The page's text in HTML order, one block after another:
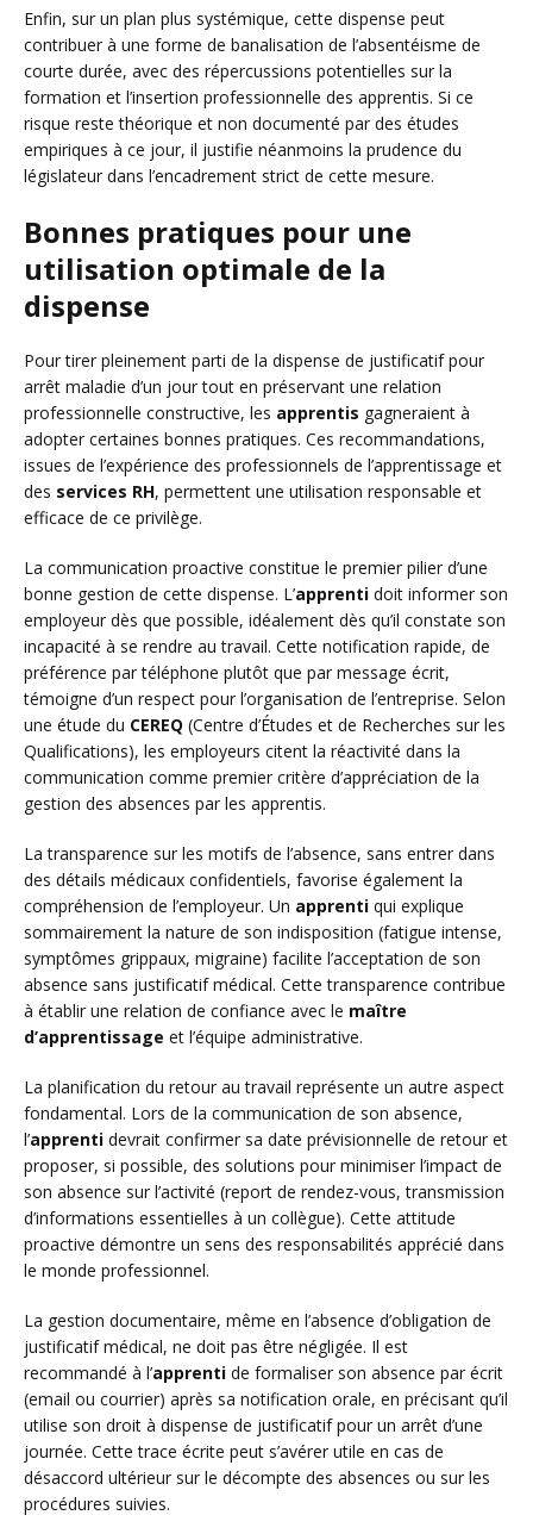
Enfin, sur un plan plus systémique, cette dispense peut
contribuer à une forme de banalisation de l’absentéisme de
courte durée, avec des répercussions potentielles sur la
formation et l’insertion professionnelle des apprentis. Si ce
risque reste théorique et non documenté par des études
empiriques à ce jour, il justifie néanmoins la prudence du
législateur dans l’encadrement strict de cette mesure.
Bonnes pratiques pour une
utilisation optimale de la
dispense
Pour tirer pleinement parti de la dispense de justificatif pour
arrêt maladie d’un jour tout en préservant une relation
professionnelle constructive, les apprentis gagneraient à
adopter certaines bonnes pratiques. Ces recommandations,
issues de l’expérience des professionnels de l’apprentissage et
des services RH, permettent une utilisation responsable et
efficace de ce privilège.
La communication proactive constitue le premier pilier d’une
bonne gestion de cette dispense. L’apprenti doit informer son
employeur dès que possible, idéalement dès qu’il constate son
incapacité à se rendre au travail. Cette notification rapide, de
préférence par téléphone plutôt que par message écrit,
témoigne d’un respect pour l’organisation de l’entreprise. Selon
une étude du CEREQ (Centre d’Études et de Recherches sur les
Qualifications), les employeurs citent la réactivité dans la
communication comme premier critère d’appréciation de la
gestion des absences par les apprentis.
La transparence sur les motifs de l’absence, sans entrer dans
des détails médicaux confidentiels, favorise également la
compréhension de l’employeur. Un apprenti qui explique
sommairement la nature de son indisposition (fatigue intense,
symptômes grippaux, migraine) facilite l’acceptation de son
absence sans justificatif médical. Cette transparence contribue
à établir une relation de confiance avec le maître
d’apprentissage et l’équipe administrative.
La planification du retour au travail représente un autre aspect
fondamental. Lors de la communication de son absence,
l’apprenti devrait confirmer sa date prévisionnelle de retour et
proposer, si possible, des solutions pour minimiser l’impact de
son absence sur l’activité (report de rendez-vous, transmission
d’informations essentielles à un collègue). Cette attitude
proactive démontre un sens des responsabilités apprécié dans
le monde professionnel.
La gestion documentaire, même en l’absence d’obligation de
justificatif médical, ne doit pas être négligée. Il est
recommandé à l’apprenti de formaliser son absence par écrit
(email ou courrier) après sa notification orale, en précisant qu’il
utilise son droit à dispense de justificatif pour un arrêt d’une
journée. Cette trace écrite peut s’avérer utile en cas de
désaccord ultérieur sur le décompte des absences ou sur les
procédures suivies.